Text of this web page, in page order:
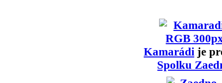
Kamarádi je
Spolku